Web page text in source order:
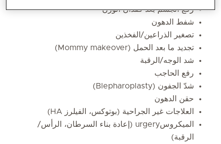
رفع الجسم بعد فقدان الوزن
شفط الدهون
تصغير الذراعين/الفخذين
تجديد ما بعد الحمل (Mommy makeover)
شد الوجه/الرقبة
رفع الحاجب
شدّ الجفون (Blepharoplasty)
حقن الدهون
العلاجات غير الجراحية (بوتوكس، الفيلرز HA)
الميكروسurgery (إعادة بناء السرطان، الرأس/
الرقبة)